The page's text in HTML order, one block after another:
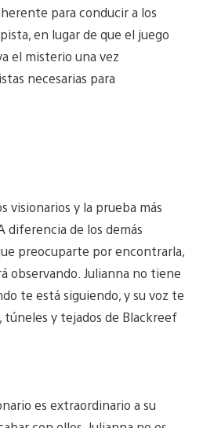
para conducir a los
en lugar de que el juego
el misterio una vez
necesarias para
visionarios y la prueba más
de los demás
preocuparte por encontrarla,
observando. Julianna no tiene
te está siguiendo, y su voz te
túneles y tejados de Blackreef
es extraordinario a su